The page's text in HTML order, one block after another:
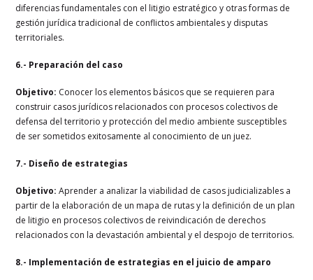
diferenciasfundamentales con el litigio estratégico y otras formas de
gestión jurídica tradicional de conflictos ambientales y disputas
territoriales.
6.- Preparación del caso
Objetivo: Conocer los elementos básicos que se requieren para
construir casos jurídicos relacionados con procesos colectivos de
defensa del territorio y protección del medio ambiente susceptibles
de ser sometidos exitosamente al conocimiento de un juez.
7.- Diseño de estrategias
Objetivo:Aprender a analizar la viabilidad de casos judicializables a
partir de la elaboración de un mapa de rutas y la definición de un plan
de litigio en procesos colectivos de reivindicación de derechos
relacionados con la devastación ambiental y el despojo deterritorios.
8.- Implementación de estrategias en el juicio de amparo